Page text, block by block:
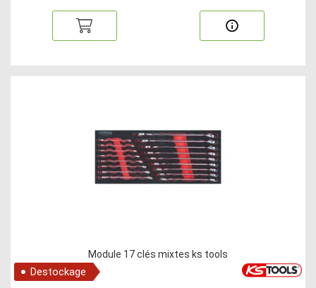
Module 17 clés mixtes ks tools
Destockage